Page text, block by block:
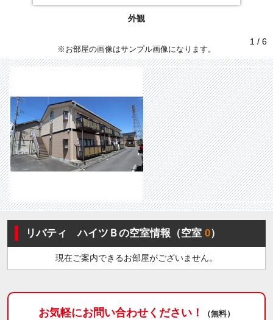
外観
1 / 6
※お部屋の画像はサンプル画像になります。
リバティ ハイツＢの空室情報（空室0）
現在ご案内できるお部屋がございません。
お気軽にお問い合わせください！ （無料）